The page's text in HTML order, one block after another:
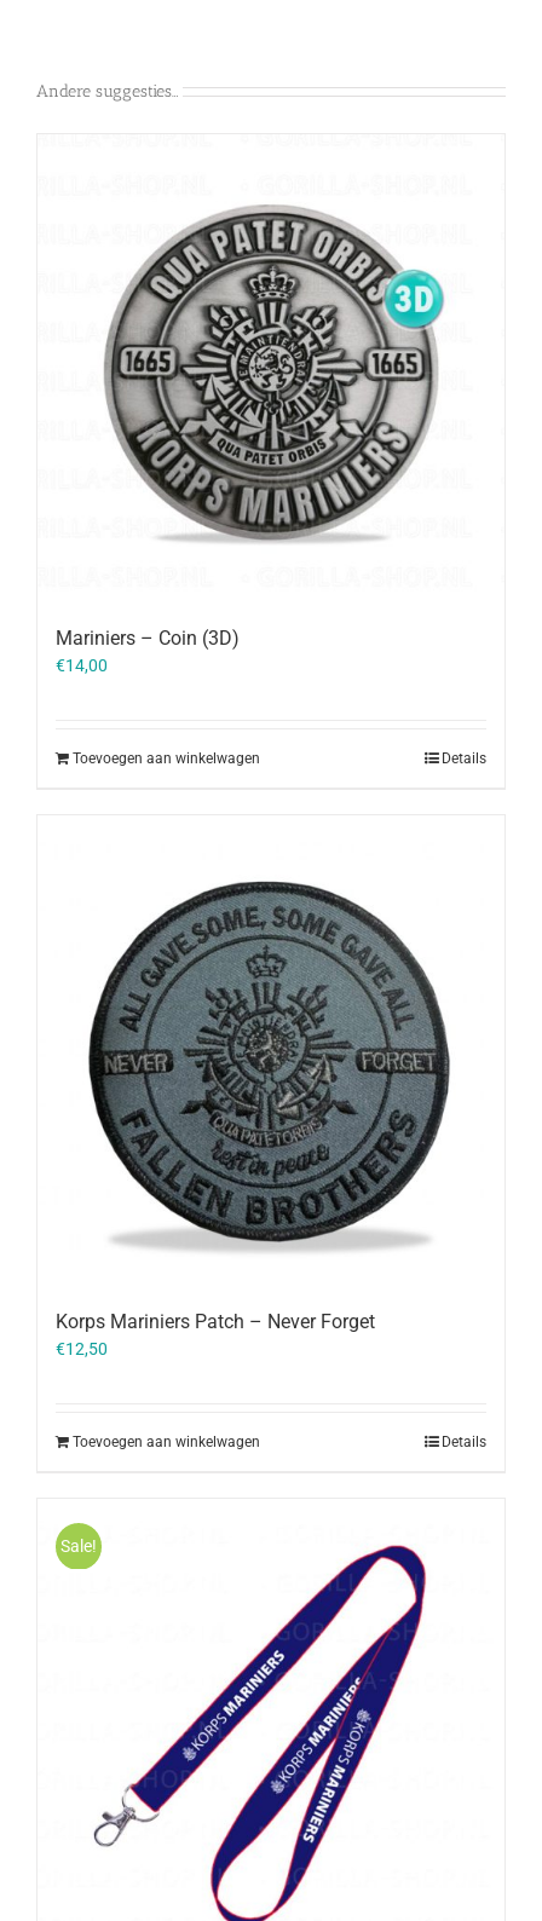
Andere suggesties…
Mariniers – Coin (3D)
€14,00
Toevoegen aan winkelwagen Details
Korps Mariniers Patch – Never Forget
€12,50
Toevoegen aan winkelwagen Details
Sale!